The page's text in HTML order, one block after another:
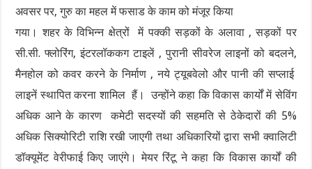
अवसर पर, गुरु का महल में फसाड के काम को मंजूर किया
गया। शहर के विभिन्न क्षेत्रों में पक्की सड़कों के अलावा , सड़कों पर
सी.सी. फ्लोरिंग, इंटरलॉककग टाइलें , पुरानी सीवरेज लाइनों को बदलने,
मैनहोल को कवर करने के निर्माण , नये ट्यूबवेलो और पानी की सप्लाई
लाइनें स्थापित करना शामिल हैं। उन्होंने कहा कि विकास कार्यों में सेविंग
अधिक आने के कारण कमेटी सदस्यों की सहमति से ठेकेदारों की 5%
अधिक सिक्योरिटी राशि रखी जाएगी तथा अधिकारियों द्वारा सभी क्वालिटी
डॉक्यूमेंट वेरीफाई किए जाएंगे। मेयर रिंटू ने कहा कि विकास कार्यों की